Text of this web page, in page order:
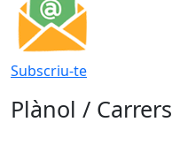
Subscriu-te
Plànol / Carrers